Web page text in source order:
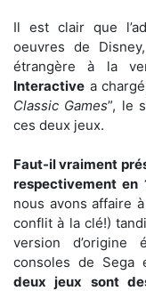
Il est clair que
oeuvres de
étrangère à la
Interactive a
Classic Games”, le
ces deux jeux.
Faut-il vraiment
respectivement en
nous avons affaire
conflit à la clé!)
version d’origine
consoles de Sega
deux jeux sont